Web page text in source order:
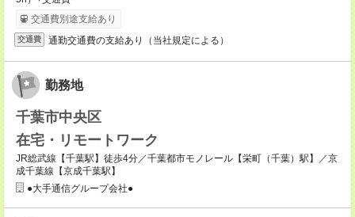
交通費別途支給あり
交通費 通勤交通費の支給あり（当社規定による）
勤務地
千葉市中央区
在宅・リモートワーク
JR総武線【千葉駅】徒歩4分／千葉都市モノレール【栄町（千葉）駅】／京
成千葉線【京成千葉駅】
●大手通信グループ会社●